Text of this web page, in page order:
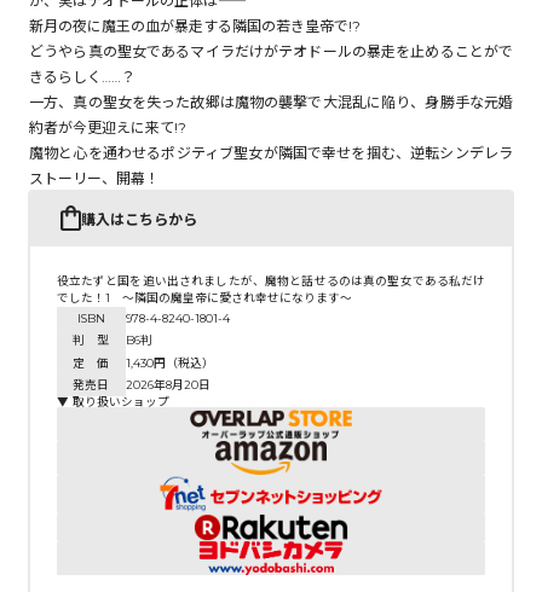
閉じる
新月の夜に魔王の血が暴走する隣国の若き皇帝で!?
どうやら真の聖女であるマイラだけがテオドールの暴走を止めることがで
きるらしく……？
一方、真の聖女を失った故郷は魔物の襲撃で大混乱に陥り、身勝手な元婚
約者が今更迎えに来て!?
魔物と心を通わせるポジティブ聖女が隣国で幸せを掴む、逆転シンデレラ
ストーリー、開幕！
購入はこちらから
役立たずと国を追い出されましたが、魔物と話せるのは真の聖女である私だけ
でした！1 ～隣国の魔皇帝に愛され幸せになります～
ISBN
978-4-8240-1801-4
判 型
B6判
定 価
1,430円（税込）
発売日
2026年8月20日
▼ 取り扱いショップ